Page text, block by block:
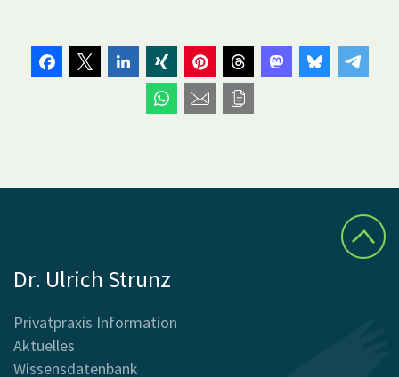
Dr. Ulrich Strunz
Privatpraxis Information
Aktuelles
Wissensdatenbank